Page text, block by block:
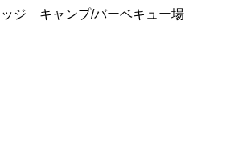
ジ キャンプ/バーベキュー場